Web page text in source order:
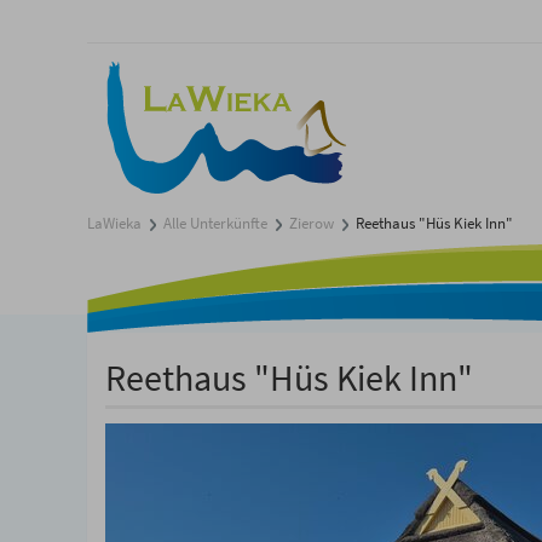
LaWieka Alle Unterkünfte Zierow Reethaus "Hüs Kiek Inn"
Reethaus "Hüs Kiek Inn"